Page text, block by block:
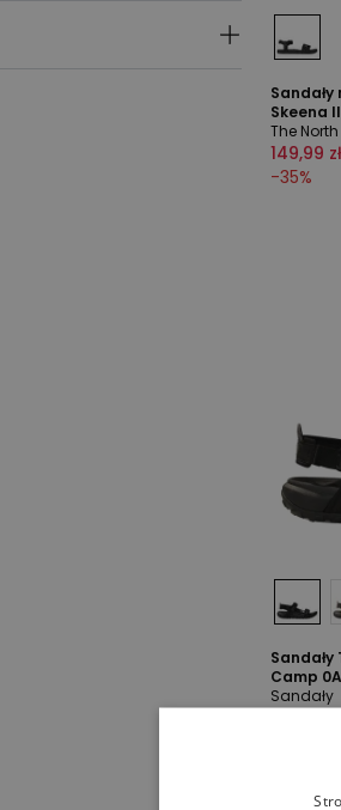
Sandały
Skeena
The
149,99 zł
-35%
Sandały
Camp
Sandały